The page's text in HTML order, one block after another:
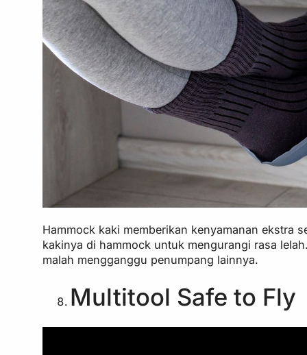
Hammock kaki memberikan kenyamanan ekstra
kakinya di hammock untuk mengurangi rasa
malah mengganggu penumpang lainnya.
Multitool Safe to Fly